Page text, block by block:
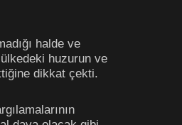
halde ve
huzurun ve
dikkat çekti.